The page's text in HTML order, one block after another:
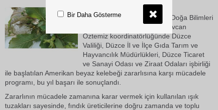
18 Ekim 2018 Perşembe 11:33
Düzce Üniversitesi Ziraat ve Doğa Bilimleri
Fakültesi Dekanı Prof. Dr. Sevcan
Öztemiz koordinatörlüğünde Düzce
Valiliği, Düzce İl ve İlçe Gıda Tarım ve
Hayvancılık Müdürlükleri, Düzce Ticaret
ve Sanayi Odası ve Ziraat Odaları işbirliği
ile başlatılan Amerikan beyaz kelebeği zararlısına karşı mücadele
programı, bu yıl başarı ile sonuçlandı.
Zararlının mücadele zamanına karar vermek için kullanılan ışık
tuzakları sayesinde, fındık üreticilerine doğru zamanda ve toplu
Bir Daha Gösterme